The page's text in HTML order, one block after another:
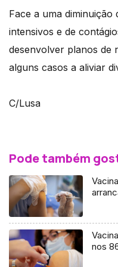
Face a uma diminuição
intensivos e de
desenvolver planos de
alguns casos a aliviar
C/Lusa
Pode também
nos